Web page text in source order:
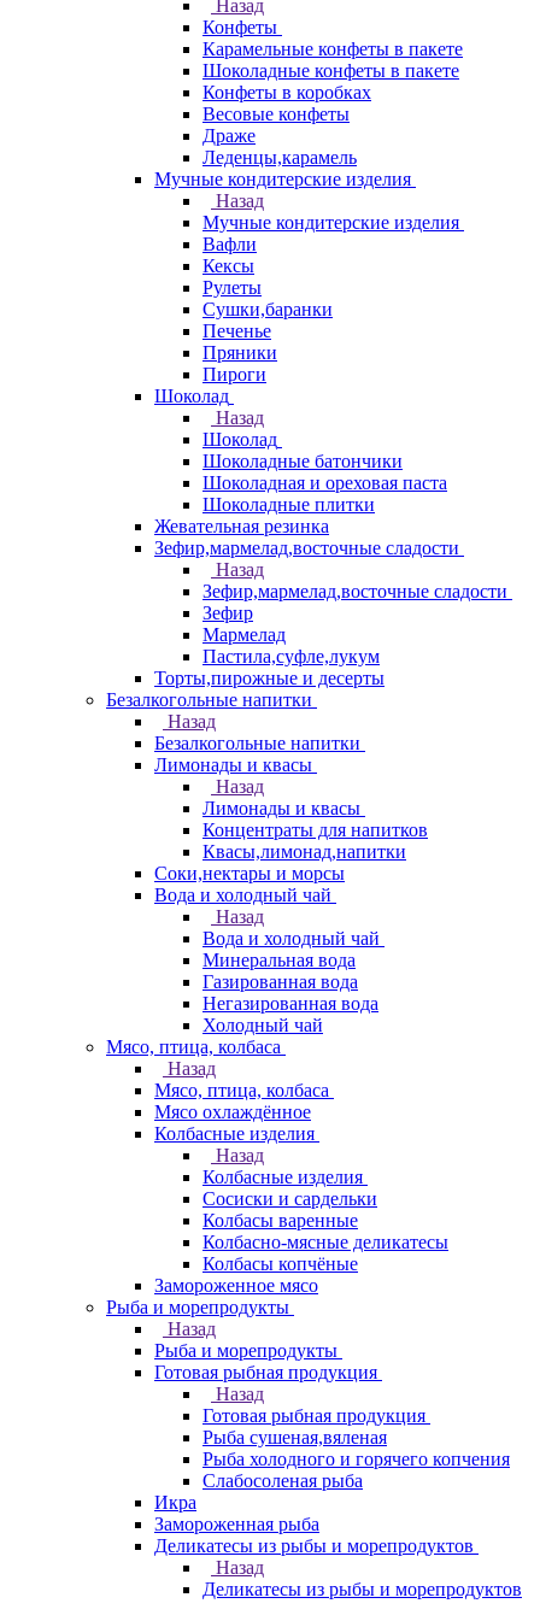
Назад
Конфеты
Карамельные конфеты в пакете
Шоколадные конфеты в пакете
Конфеты в коробках
Весовые конфеты
Драже
Леденцы,карамель
Мучные кондитерские изделия
Назад
Мучные кондитерские изделия
Вафли
Кексы
Рулеты
Сушки,баранки
Печенье
Пряники
Пироги
Шоколад
Назад
Шоколад
Шоколадные батончики
Шоколадная и ореховая паста
Шоколадные плитки
Жевательная резинка
Зефир,мармелад,восточные сладости
Назад
Зефир,мармелад,восточные сладости
Зефир
Мармелад
Пастила,суфле,лукум
Торты,пирожные и десерты
Безалкогольные напитки
Назад
Безалкогольные напитки
Лимонады и квасы
Назад
Лимонады и квасы
Концентраты для напитков
Квасы,лимонад,напитки
Соки,нектары и морсы
Вода и холодный чай
Назад
Вода и холодный чай
Минеральная вода
Газированная вода
Негазированная вода
Холодный чай
Мясо, птица, колбаса
Назад
Мясо, птица, колбаса
Мясо охлаждённое
Колбасные изделия
Назад
Колбасные изделия
Сосиски и сардельки
Колбасы варенные
Колбасно-мясные деликатесы
Колбасы копчёные
Замороженное мясо
Рыба и морепродукты
Назад
Рыба и морепродукты
Готовая рыбная продукция
Назад
Готовая рыбная продукция
Рыба сушеная,вяленая
Рыба холодного и горячего копчения
Слабосоленая рыба
Икра
Замороженная рыба
Деликатесы из рыбы и морепродуктов
Назад
Деликатесы из рыбы и морепродуктов